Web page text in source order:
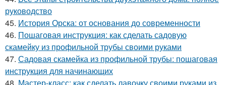
руководство
45. История Орска: от основания до современности
46. Пошаговая инструкция: как сделать садовую
скамейку из профильной трубы своими руками
47. Садовая скамейка из профильной трубы: пошаговая
инструкция для начинающих
48. Мастер-класс: как сделать лавочку своими руками из